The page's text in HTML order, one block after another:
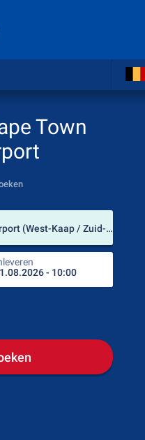
Town
Cape Town International Airport (West-Kaap / Zuid-Afrika)